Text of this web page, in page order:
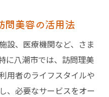
問美容の活用法
設、医療機関など、さま
に八潮市では、訪問理美
用者のライフスタイルや
、必要なサービスをオー